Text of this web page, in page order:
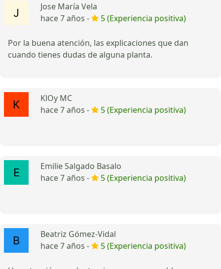
Jose María Vela
hace 7 años -
5 (Experiencia positiva)
Por la buena atención, las explicaciones que dan
cuando tienes dudas de alguna planta.
KlOy MC
hace 7 años -
5 (Experiencia positiva)
Emilie Salgado Basalo
hace 7 años -
5 (Experiencia positiva)
Beatriz Gómez-Vidal
hace 7 años -
5 (Experiencia positiva)